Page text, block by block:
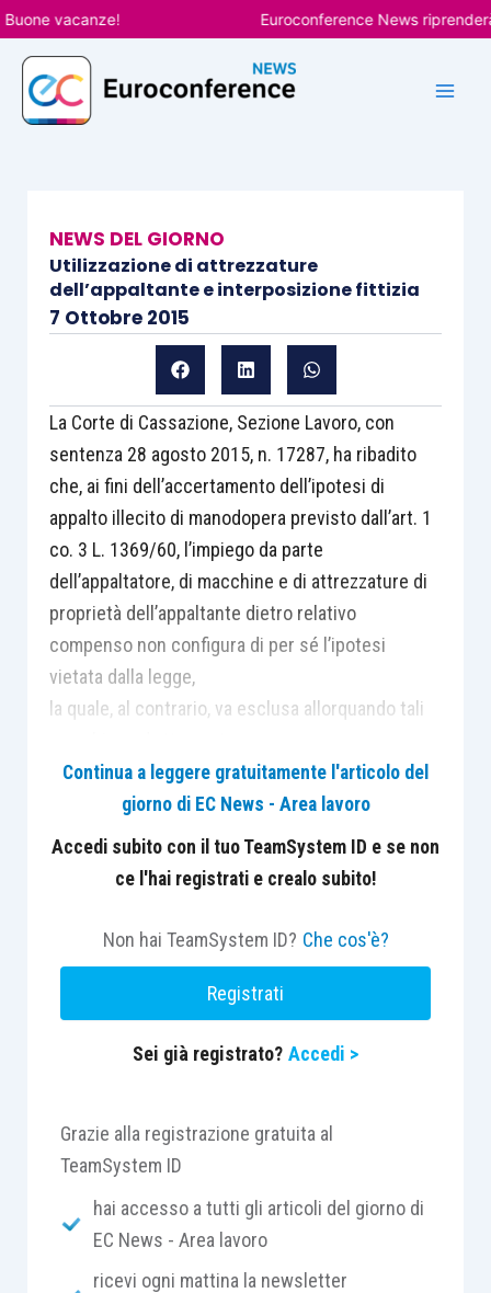
Vai
al
contenuto
vacanze! Euroconference News riprenderà
NEWS DEL GIORNO
Utilizzazione di attrezzature
dell’appaltante e interposizione fittizia
7 Ottobre 2015
La Corte di Cassazione, Sezione Lavoro, con
sentenza 28 agosto 2015, n. 17287, ha ribadito
che, ai fini dell’accertamento dell’ipotesi di
appalto illecito di manodopera previsto dall’art. 1
co. 3 L. 1369/60, l’impiego da parte
dell’appaltatore, di macchine e di attrezzature di
proprietà dell’appaltante dietro relativo
compenso non configura di per sé l’ipotesi
vietata dalla legge,
la quale, al contrario, va esclusa allorquando tali
modesta rilevanza rispetto alla qualità dei servizi
forniti dall’appaltatore, si che in capo a
quest’ultimo possa comunque riconoscersi un
reale rischio economico d’impresa. In altre parole
il quid che consenta di ritenere che egli rischi
davvero sul piano economico. La Cassazione ha
riconosciuto che vi fosse interposizione illecita
in quanto, nel caso concreto, l’Azienda si
occupava di coibentazione dei capannoni e tutti i
committente.
Continua a leggere gratuitamente l'articolo del
giorno di EC News - Area lavoro
Accedi subito con il tuo TeamSystem ID e se non
ce l'hai registrati e crealo subito!
Non hai TeamSystem ID? Che cos'è?
Registrati
Sei già registrato? Accedi >
Grazie alla registrazione gratuita al
TeamSystem ID
hai accesso a tutti gli articoli del giorno di
EC News - Area lavoro
ricevi ogni mattina la newsletter